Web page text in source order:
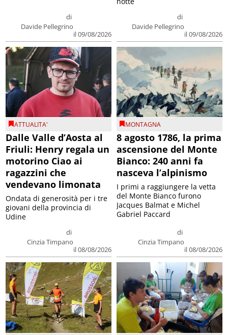
di
Davide Pellegrino
il 09/08/2026
di
Davide Pellegrino
il 09/08/2026
ATTUALITA'
Dalle Valle d’Aosta al
Friuli: Henry regala un
motorino Ciao ai
ragazzini che
vendevano limonata
di
Cinzia Timpano
il 08/08/2026
Ondata di generosità per i tre
giovani della provincia di
Udine
MONTAGNA
8 agosto 1786, la prima
ascensione del Monte
Bianco: 240 anni fa
nasceva l’alpinismo
di
Cinzia Timpano
il 08/08/2026
I primi a raggiungere la vetta
del Monte Bianco furono
Jacques Balmat e Michel
Gabriel Paccard